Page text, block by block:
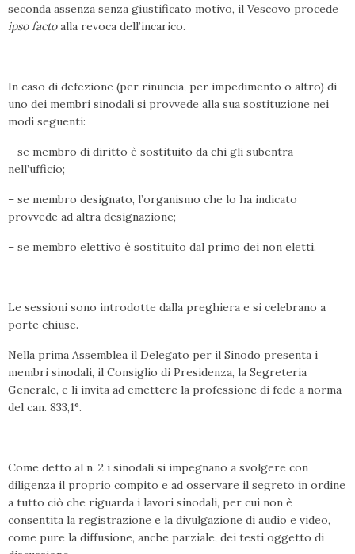
seconda assenza senza giustificato motivo, il Vescovo procede
ipso factoalla revoca dell’incarico.
In caso di defezione (per rinuncia, per impedimento o altro) di
uno dei membri sinodali si provvede alla sua sostituzione nei
modi seguenti:
– se membro di diritto è sostituito da chi gli subentra
nell’ufficio;
– se membro designato, l’organismo che lo ha indicato
provvede ad altra designazione;
– se membro elettivo è sostituito dal primo dei non eletti.
Le sessioni sono introdotte dalla preghiera e si celebrano a
porte chiuse.
Nella prima Assemblea il Delegato per il Sinodo presenta i
membri sinodali, il Consiglio di Presidenza, la Segreteria
Generale, e li invita ad emettere la professione di fede a norma
del can. 833,1°.
Come detto al n. 2 i sinodali si impegnano a svolgere con
diligenza il proprio compito e ad osservare il segreto in ordine
a tutto ciò che riguarda i lavori sinodali, per cui non è
consentita la registrazione e la divulgazione di audio e video,
come pure la diffusione, anche parziale, dei testi oggetto di